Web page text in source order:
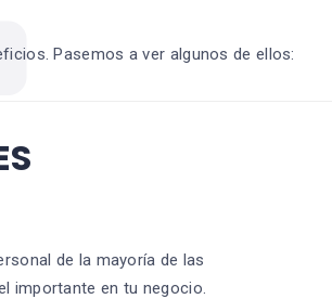
Pasemos a ver algunos de ellos:
de la mayoría de las
importante en tu negocio.